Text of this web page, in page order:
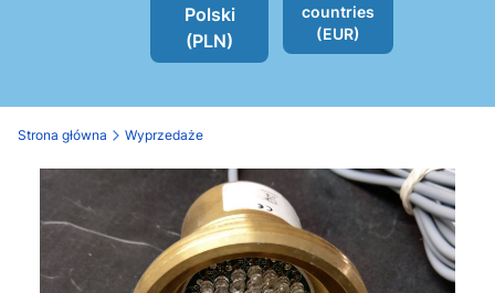
Polski
(PLN)
countries
(EUR)
Strona główna Wyprzedaże